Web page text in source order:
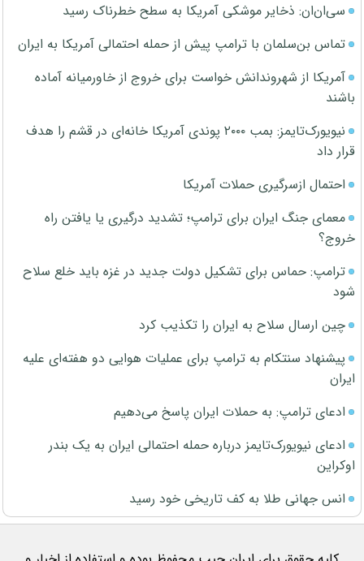
سی‌ان‌ان: ذخایر موشکی آمریکا به سطح خطرناک رسید
تماس بن‌سلمان با ترامپ پیش از حمله احتمالی آمریکا به ایران
آمریکا از شهروندانش خواست برای خروج از خاورمیانه آماده
باشند
نیویورک‌تایمز: بمب ۲۰۰۰ پوندی آمریکا خانه‌ای در قشم را هدف
قرار داد
احتمال ازسرگیری حملات آمریکا
معمای جنگ ایران برای ترامپ؛ تشدید درگیری یا یافتن راه
خروج؟
ترامپ: حماس برای تشکیل دولت جدید در غزه باید خلع سلاح
شود
چین ارسال سلاح به ایران را تکذیب کرد
پیشنهاد سنتکام به ترامپ برای عملیات هوایی دو هفته‌ای علیه
ایران
ادعای ترامپ: به حملات ایران پاسخ می‌دهیم
ادعای نیویورک‌تایمز درباره حمله احتمالی ایران به یک بندر
اوکراین
انس جهانی طلا به کف تاریخی خود رسید